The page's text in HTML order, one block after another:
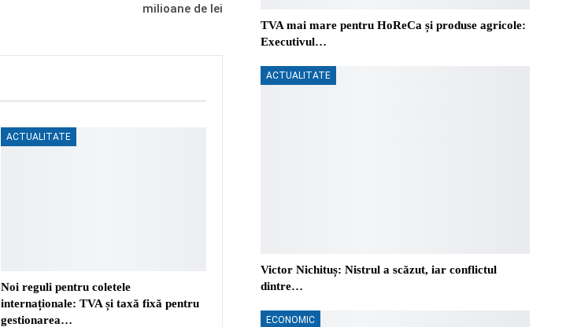
milioane de lei
ACTUALITATE
Noi reguli pentru coletele
internaționale: TVA și taxă fixă pentru
gestionarea…
TVA mai mare pentru HoReCa și produse agricole:
Executivul…
ACTUALITATE
Victor Nichituș: Nistrul a scăzut, iar conflictul
dintre…
ECONOMIC